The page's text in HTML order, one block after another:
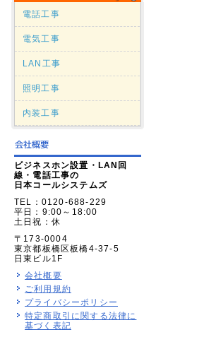
電話工事
電気工事
LAN工事
照明工事
内装工事
ビジネスホン設置・LAN回
線・電話工事の
日本コールシステムズ
TEL：0120-688-229
平日：9:00～18:00
土日祝：休
〒173-0004
東京都板橋区板橋4-37-5
日東ビル1F
会社概要
ご利用規約
プライバシーポリシー
特定商取引に関する法律に
基づく表記